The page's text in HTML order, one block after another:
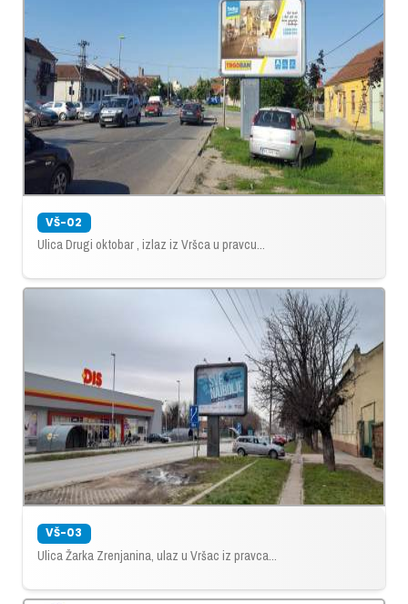
VŠ-02
Ulica Drugi oktobar , izlaz iz Vršca u pravcu...
VŠ-03
Ulica Žarka Zrenjanina, ulaz u Vršac iz pravca...